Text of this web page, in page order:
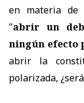
en materia de
"abrir un
ningún efecto
abrir la
polarizada,